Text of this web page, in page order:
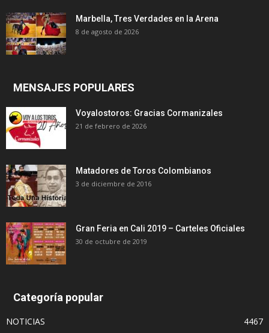
Marbella, Tres Verdades en la Arena
8 de agosto de 2026
MENSAJES POPULARES
Voyalostoros: Gracias Cormanizales
21 de febrero de 2026
Matadores de Toros Colombianos
3 de diciembre de 2016
Gran Feria en Cali 2019 – Carteles Oficiales
30 de octubre de 2019
Categoría popular
NOTICIAS
4467